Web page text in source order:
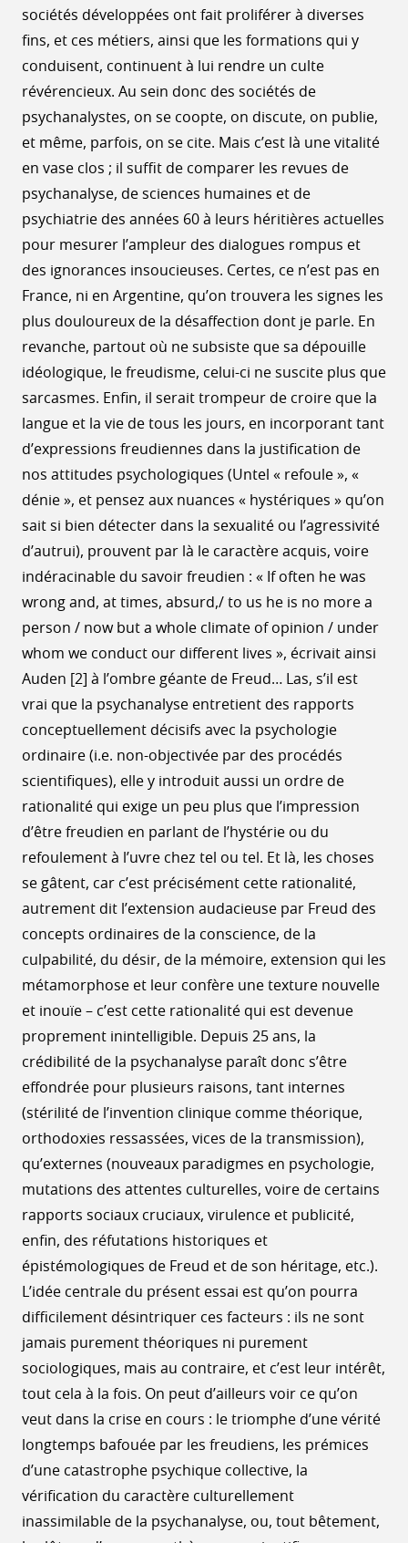
sociétés développées ont fait proliférer à diverses
fins, et ces métiers, ainsi que les formations qui y
conduisent, continuent à lui rendre un culte
révérencieux. Au sein donc des sociétés de
psychanalystes, on se coopte, on discute, on publie,
et même, parfois, on se cite. Mais c’est là une vitalité
en vase clos ; il suffit de comparer les revues de
psychanalyse, de sciences humaines et de
psychiatrie des années 60 à leurs héritières actuelles
pour mesurer l’ampleur des dialogues rompus et
des ignorances insoucieuses. Certes, ce n’est pas en
France, ni en Argentine, qu’on trouvera les signes les
plus douloureux de la désaffection dont je parle. En
revanche, partout où ne subsiste que sa dépouille
idéologique, le freudisme, celui-ci ne suscite plus que
sarcasmes. Enfin, il serait trompeur de croire que la
langue et la vie de tous les jours, en incorporant tant
d’expressions freudiennes dans la justification de
nos attitudes psychologiques (Untel « refoule », «
dénie », et pensez aux nuances « hystériques » qu’on
sait si bien détecter dans la sexualité ou l’agressivité
d’autrui), prouvent par là le caractère acquis, voire
indéracinable du savoir freudien : « If often he was
wrong and, at times, absurd,/ to us he is no more a
person / now but a whole climate of opinion / under
whom we conduct our different lives », écrivait ainsi
Auden [2] à l’ombre géante de Freud… Las, s’il est
vrai que la psychanalyse entretient des rapports
conceptuellement décisifs avec la psychologie
ordinaire (i.e. non-objectivée par des procédés
scientifiques), elle y introduit aussi un ordre de
rationalité qui exige un peu plus que l’impression
d’être freudien en parlant de l’hystérie ou du
refoulement à l’uvre chez tel ou tel. Et là, les choses
se gâtent, car c’est précisément cette rationalité,
autrement dit l’extension audacieuse par Freud des
concepts ordinaires de la conscience, de la
culpabilité, du désir, de la mémoire, extension qui les
métamorphose et leur confère une texture nouvelle
et inouïe – c’est cette rationalité qui est devenue
proprement inintelligible. Depuis 25 ans, la
crédibilité de la psychanalyse paraît donc s’être
effondrée pour plusieurs raisons, tant internes
(stérilité de l’invention clinique comme théorique,
orthodoxies ressassées, vices de la transmission),
qu’externes (nouveaux paradigmes en psychologie,
mutations des attentes culturelles, voire de certains
rapports sociaux cruciaux, virulence et publicité,
enfin, des réfutations historiques et
épistémologiques de Freud et de son héritage, etc.).
L’idée centrale du présent essai est qu’on pourra
difficilement désintriquer ces facteurs : ils ne sont
jamais purement théoriques ni purement
sociologiques, mais au contraire, et c’est leur intérêt,
tout cela à la fois. On peut d’ailleurs voir ce qu’on
veut dans la crise en cours : le triomphe d’une vérité
longtemps bafouée par les freudiens, les prémices
d’une catastrophe psychique collective, la
vérification du caractère culturellement
inassimilable de la psychanalyse, ou, tout bêtement,